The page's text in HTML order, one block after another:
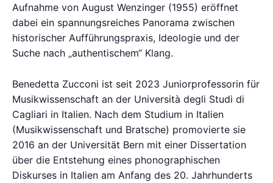
Aufnahme von August Wenzinger (1955) eröffnet
dabei ein spannungsreiches Panorama zwischen
historischer Aufführungspraxis, Ideologie und der
Suche nach „authentischem“ Klang.
Benedetta Zucconi ist seit 2023 Juniorprofessorin für
Musikwissenschaft an der Università degli Studi di
Cagliari in Italien. Nach dem Studium in Italien
(Musikwissenschaft und Bratsche) promovierte sie
2016 an der Universität Bern mit einer Dissertation
über die Entstehung eines phonographischen
Diskurses in Italien am Anfang des 20. Jahrhunderts